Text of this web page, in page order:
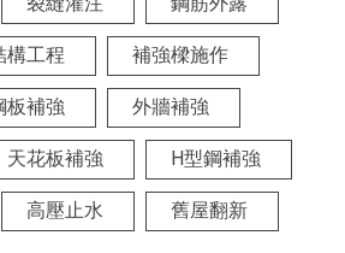
構工程 補強樑施作
板補強 外牆補強
天花板補強 H型鋼補強
高壓止水 舊屋翻新